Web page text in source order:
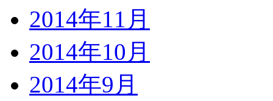
2014年11月
2014年10月
2014年9月